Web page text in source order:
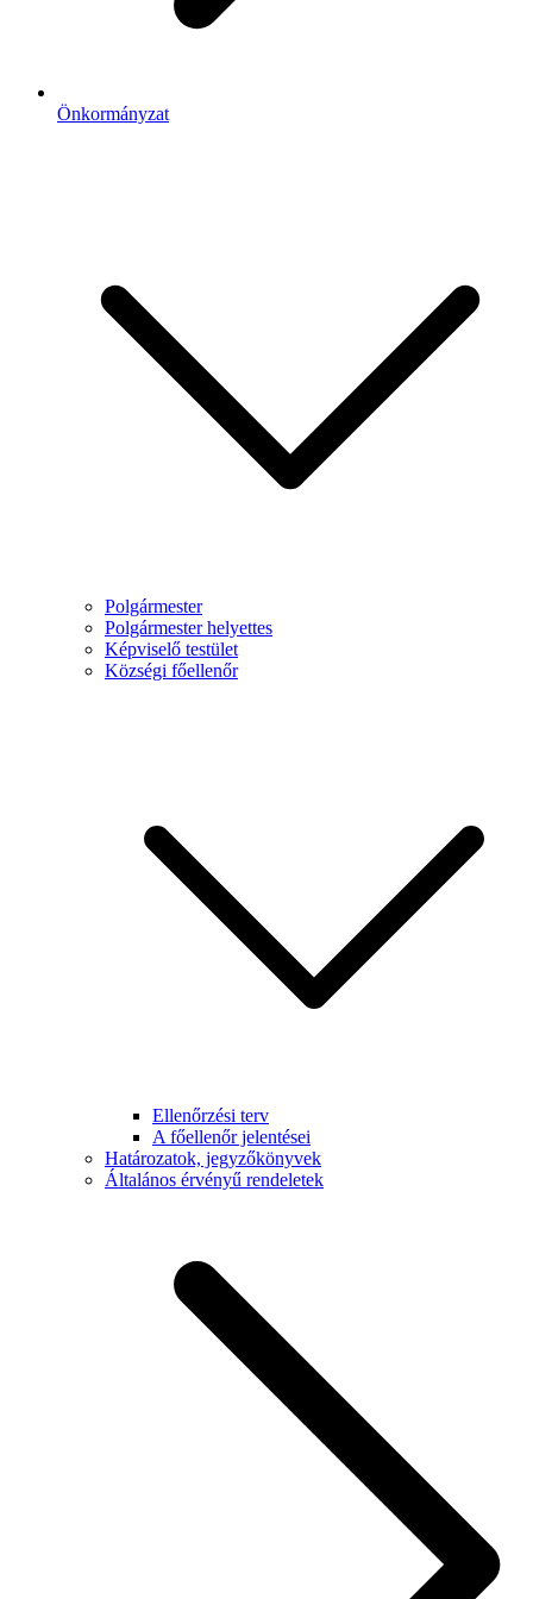
Önkormányzat
Polgármester
Polgármester helyettes
Képviselő testület
Községi főellenőr
Ellenőrzési terv
A főellenőr jelentései
Határozatok, jegyzőkönyvek
Általános érvényű rendeletek